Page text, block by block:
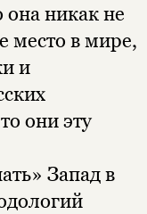
никак не
место в мире,
и
они эту
Запад в
рассылку
на
книги
указанный